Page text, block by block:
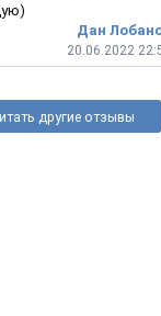
Дан
20.06.2022
другие отзывы